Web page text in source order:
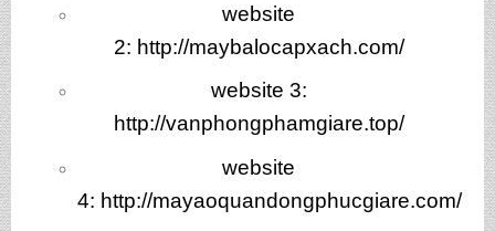
website
2: http://maybalocapxach.com/
website 3:
http://vanphongphamgiare.top/
website
4: http://mayaoquandongphucgiare.com/